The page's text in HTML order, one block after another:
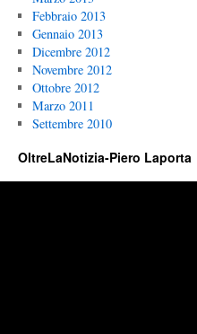
Febbraio 2013
Gennaio 2013
Dicembre 2012
Novembre 2012
Ottobre 2012
Marzo 2011
Settembre 2010
OltreLaNotizia-Piero Laporta